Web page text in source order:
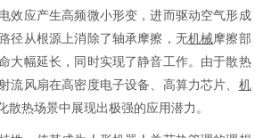
效应产生高频微小形变，进而驱动空气形成
径从根源上消除了轴承摩擦，无机械摩擦部
大幅延长，同时实现了静音工作。由于散热
流风扇在高密度电子设备、高算力芯片、 机
散热场景中展现出极强的应用潜力。